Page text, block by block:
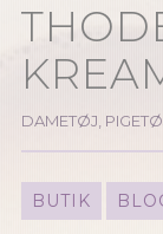
DAMETØJ,
BUTIK